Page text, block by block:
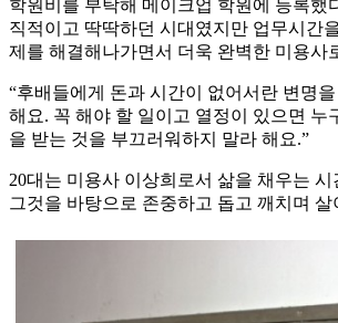
학원비를 부탁해 메이크업 학원에 등록했
직적이고 딱딱하던 시대였지만 업무시간
제를 해결해나가면서 더욱 완벽한 미용사
“후배들에게 돈과 시간이 없어서란 변명
해요. 꼭 해야 할 일이고 열정이 있으면 누
을 받는 것을 부끄러워하지 말라 해요.”
20대는 미용사 이상희로서 삶을 채우는
그것을 바탕으로 존중하고 돕고 깨치며 살